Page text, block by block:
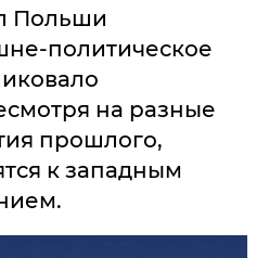
Польши
политическое
на разные
прошлого,
к западным